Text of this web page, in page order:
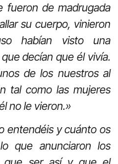
fueron de madrugada
su cuerpo, vinieron
habían visto una
decían que él vivía.
de los nuestros al
tal como las mujeres
no le vieron.»
entendéis y cuánto os
que anunciaron los